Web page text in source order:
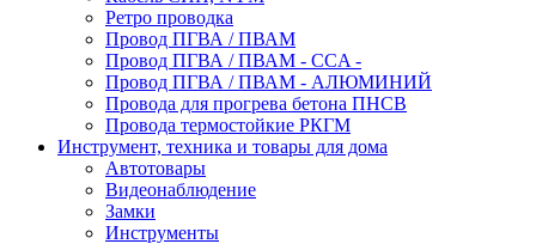
Ретро проводка
Провод ПГВА / ПВАМ
Провод ПГВА / ПВАМ - CCA -
Провод ПГВА / ПВАМ - АЛЮМИНИЙ
Провода для прогрева бетона ПНСВ
Провода термостойкие РКГМ
Инструмент, техника и товары для дома
Автотовары
Видеонаблюдение
Замки
Инструменты